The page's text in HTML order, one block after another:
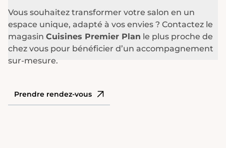
Vous souhaitez transformer votre salon en un
espace unique, adapté à vos envies ? Contactez le
magasin Cuisines Premier Plan le plus proche de
chez vous pour bénéficier d’un accompagnement
sur-mesure.
Prendre rendez-vous